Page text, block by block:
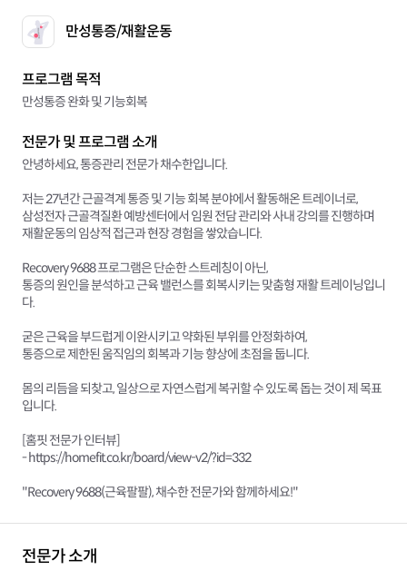
만성통증/재활운동
프로그램 목적
만성통증 완화 및 기능회복
전문가 및 프로그램 소개
안녕하세요, 통증관리 전문가 채수한입니다.
저는 27년간 근골격계 통증 및 기능 회복 분야에서 활동해온 트레이너로,
삼성전자 근골격질환 예방센터에서 임원 전담 관리와 사내 강의를 진행하며
재활운동의 임상적 접근과 현장 경험을 쌓았습니다.
Recovery 9688 프로그램은 단순한 스트레칭이 아닌,
통증의 원인을 분석하고 근육 밸런스를 회복시키는 맞춤형 재활 트레이닝입니
다.
굳은 근육을 부드럽게 이완시키고 약화된 부위를 안정화하여,
통증으로 제한된 움직임의 회복과 기능 향상에 초점을 둡니다.
몸의 리듬을 되찾고, 일상으로 자연스럽게 복귀할 수 있도록 돕는 것이 제 목표
입니다.
[홈핏 전문가 인터뷰]
- https://homefit.co.kr/board/view-v2/?id=332
"Recovery 9688(근육팔팔), 채수한 전문가와 함께하세요!"
전문가 소개